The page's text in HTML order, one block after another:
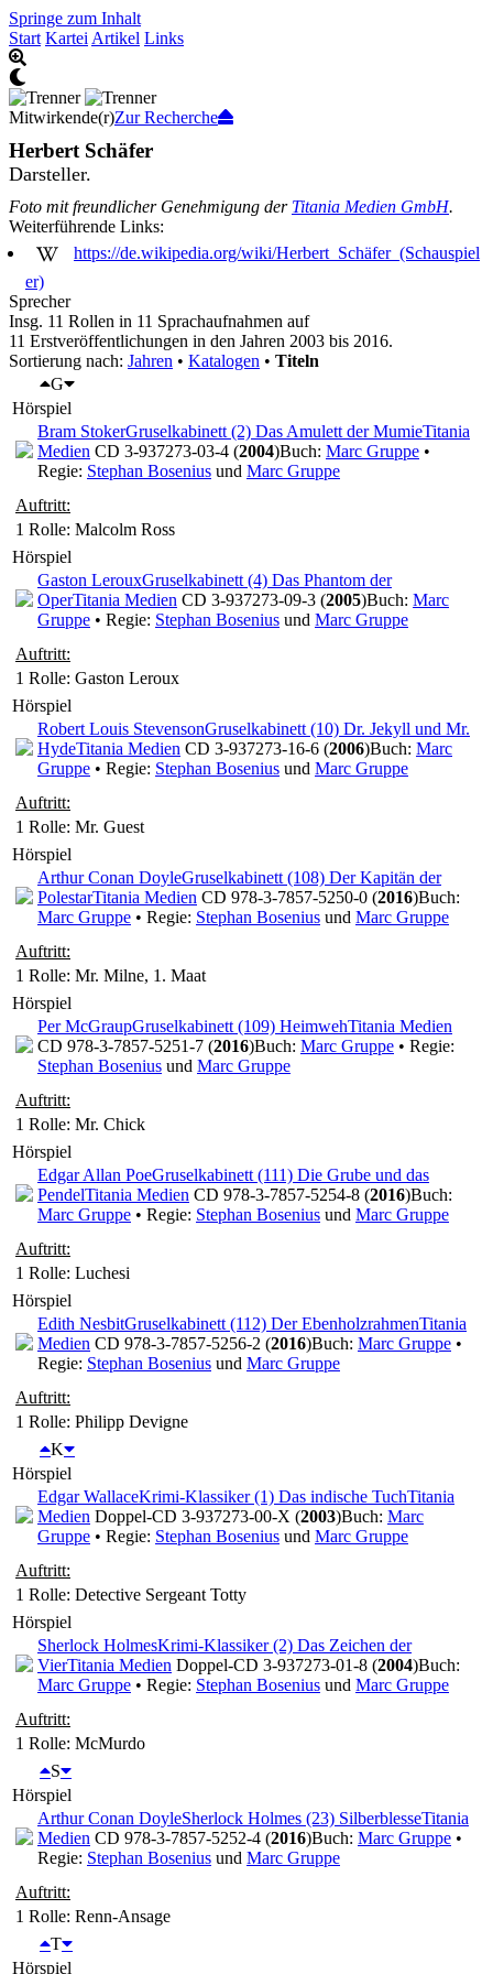
Springe zum Inhalt
Start Kartei Artikel Links
Mitwirkende(r)Zur Recherche
Herbert Schäfer
Darsteller.
Foto mit freundlicher Genehmigung der Titania Medien GmbH.
Weiterführende Links:
https://de.wikipedia.org/wiki/Herbert_Schäfer_(Schauspiel
er)
Sprecher
Insg. 11 Rollen in 11 Sprachaufnahmen auf
11 Erstveröffentlichungen in den Jahren 2003 bis 2016.
Sortierung nach: Jahren • Katalogen • Titeln
G
Hörspiel
Bram StokerGruselkabinett (2) Das Amulett der MumieTitania
Medien CD 3-937273-03-4 (2004)Buch: Marc Gruppe •
Regie: Stephan Bosenius und Marc Gruppe
Auftritt:
1 Rolle: Malcolm Ross
Hörspiel
Gaston LerouxGruselkabinett (4) Das Phantom der
OperTitania Medien CD 3-937273-09-3 (2005)Buch: Marc
Gruppe • Regie: Stephan Bosenius und Marc Gruppe
Auftritt:
1 Rolle: Gaston Leroux
Hörspiel
Robert Louis StevensonGruselkabinett (10) Dr. Jekyll und Mr.
HydeTitania Medien CD 3-937273-16-6 (2006)Buch: Marc
Gruppe • Regie: Stephan Bosenius und Marc Gruppe
Auftritt:
1 Rolle: Mr. Guest
Hörspiel
Arthur Conan DoyleGruselkabinett (108) Der Kapitän der
PolestarTitania Medien CD 978-3-7857-5250-0 (2016)Buch:
Marc Gruppe • Regie: Stephan Bosenius und Marc Gruppe
Auftritt:
1 Rolle: Mr. Milne, 1. Maat
Hörspiel
Per McGraupGruselkabinett (109) HeimwehTitania Medien
CD 978-3-7857-5251-7 (2016)Buch: Marc Gruppe • Regie:
Stephan Bosenius und Marc Gruppe
Auftritt:
1 Rolle: Mr. Chick
Hörspiel
Edgar Allan PoeGruselkabinett (111) Die Grube und das
PendelTitania Medien CD 978-3-7857-5254-8 (2016)Buch:
Marc Gruppe • Regie: Stephan Bosenius und Marc Gruppe
Auftritt:
1 Rolle: Luchesi
Hörspiel
Edith NesbitGruselkabinett (112) Der EbenholzrahmenTitania
Medien CD 978-3-7857-5256-2 (2016)Buch: Marc Gruppe •
Regie: Stephan Bosenius und Marc Gruppe
Auftritt:
1 Rolle: Philipp Devigne
K
Hörspiel
Edgar WallaceKrimi-Klassiker (1) Das indische TuchTitania
Medien Doppel-CD 3-937273-00-X (2003)Buch: Marc
Gruppe • Regie: Stephan Bosenius und Marc Gruppe
Auftritt:
1 Rolle: Detective Sergeant Totty
Hörspiel
Sherlock HolmesKrimi-Klassiker (2) Das Zeichen der
VierTitania Medien Doppel-CD 3-937273-01-8 (2004)Buch:
Marc Gruppe • Regie: Stephan Bosenius und Marc Gruppe
Auftritt:
1 Rolle: McMurdo
S
Hörspiel
Arthur Conan DoyleSherlock Holmes (23) SilberblesseTitania
Medien CD 978-3-7857-5252-4 (2016)Buch: Marc Gruppe •
Regie: Stephan Bosenius und Marc Gruppe
Auftritt:
1 Rolle: Renn-Ansage
T
Hörspiel